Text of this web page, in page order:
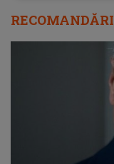
RECOMANDĂRI